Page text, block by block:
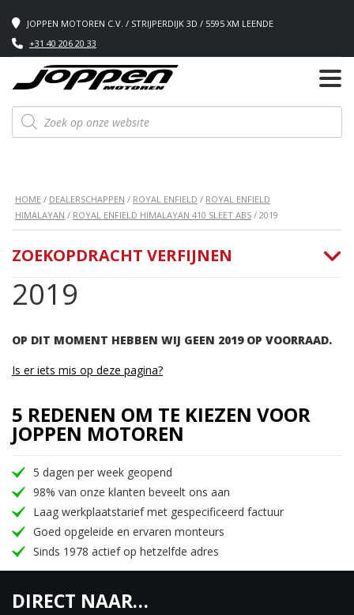
JOPPEN MOTOREN C.V. / STRIJPERDIJK 3D / 5595 XM LEENDE
+31 40 206 20 33
Producten
zoeken
HOME / DEALERSCHAPPEN / ROYAL ENFIELD / ROYAL ENFIELD
HIMALAYAN / ROYAL ENFIELD HIMALAYAN 410 SLEET ABS / 2019
2019
OP DIT MOMENT HEBBEN WIJ GEEN 2019 OP VOORRAAD.
ZOEKOPDRACHT VERFIJNEN
Is er iets mis op deze pagina?
5 REDENEN OM TE KIEZEN VOOR
JOPPEN MOTOREN
5 dagen per week geopend
98% van onze klanten beveelt ons aan
Laag werkplaatstarief met gespecificeerd factuur
Goed opgeleide en ervaren monteurs
Sinds 1978 actief op hetzelfde adres
DIRECT NAAR…